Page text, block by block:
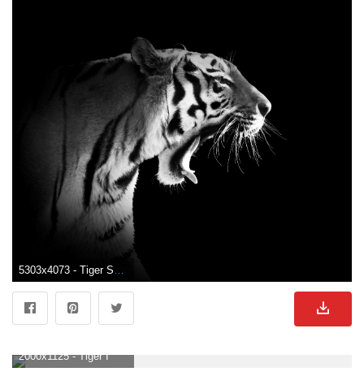
2000x1125 - Tiger Im Dschungel Schwarz Weiß Illustration. Weißer Tiger Hintergrund .